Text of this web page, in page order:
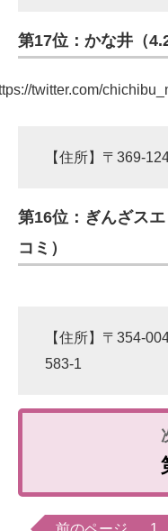
第17位：かな井（
twitter.com/
【住所】〒369-
第16位：ぎんざス
コミ）
【住所】〒354-
583-1